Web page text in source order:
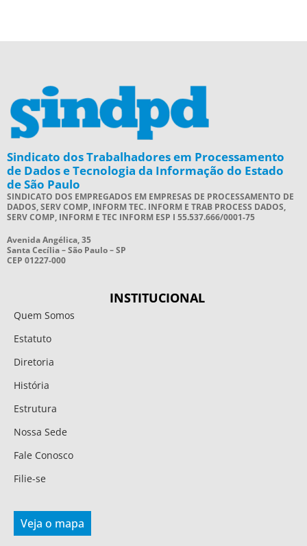
Sindicato dos Trabalhadores em Processamento
de Dados e Tecnologia da Informação do Estado
de São Paulo
SINDICATO DOS EMPREGADOS EM EMPRESAS DE PROCESSAMENTO DE
DADOS, SERV COMP, INFORM TEC. INFORM E TRAB PROCESS DADOS,
SERV COMP, INFORM E TEC INFORM ESP I 55.537.666/0001-75
Avenida Angélica, 35
Santa Cecília – São Paulo – SP
CEP 01227-000
INSTITUCIONAL
Quem Somos
Estatuto
Diretoria
História
Estrutura
Nossa Sede
Fale Conosco
Filie-se
Veja o mapa